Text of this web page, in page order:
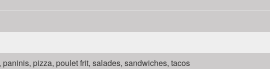
pizza, poulet frit, salades, sandwiches, tacos